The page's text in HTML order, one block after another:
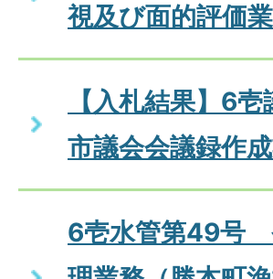
視及び面的評価
【入札結果】6
市議会会議録作
6壱水管第49号